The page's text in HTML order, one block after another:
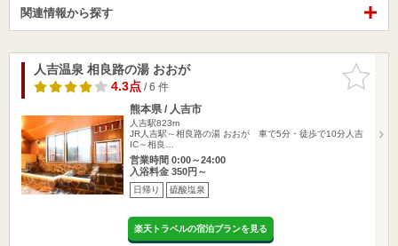
関連情報から探す
お気に入
りに追加
人吉温泉 相良路の湯 おおが
4.3点/ 6 件
熊本県 / 人吉市
人吉駅823m
JR人吉駅～相良路の湯 おおが 車で5分・徒歩で10分人吉
IC～相良…
営業時間 0:00～24:00
入浴料金 350円～
日帰り 硫酸塩泉
楽天トラベルの宿泊プランを見る